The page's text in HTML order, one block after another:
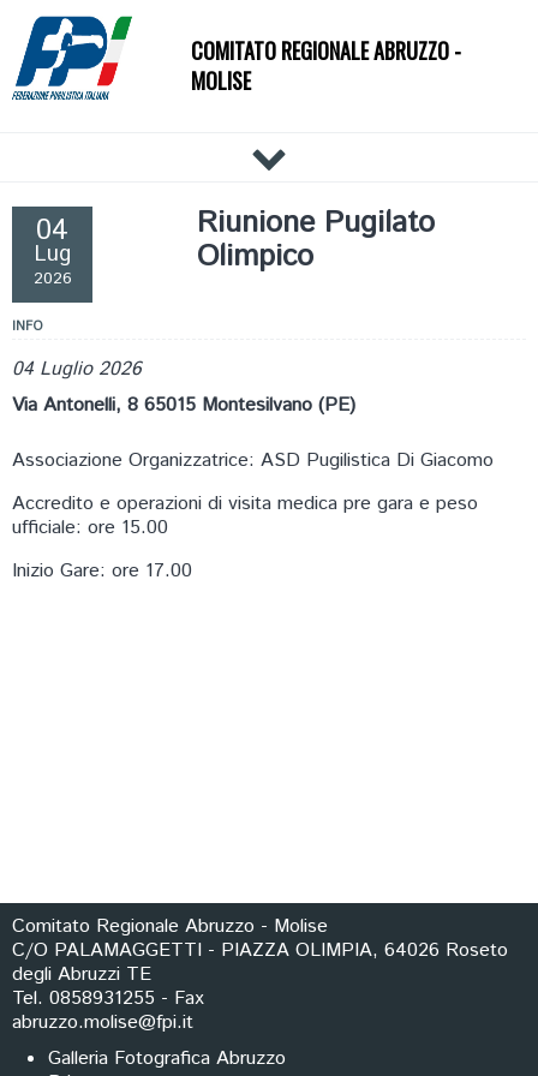
COMITATO REGIONALE ABRUZZO -
MOLISE
IL COMITATO
DOCUMENTI
EVENTI
AFFILIAZIONE E TESSERAMENTO
04
Lug
2026
Riunione Pugilato
Olimpico
INFO
04 Luglio 2026
Via Antonelli, 8 65015 Montesilvano (PE)
Associazione Organizzatrice: ASD Pugilistica Di Giacomo
Accredito e operazioni di visita medica pre gara e peso
ufficiale: ore 15.00
Inizio Gare: ore 17.00
Comitato Regionale Abruzzo - Molise
C/O PALAMAGGETTI - PIAZZA OLIMPIA, 64026 Roseto
degli Abruzzi TE
Tel. 0858931255 - Fax
abruzzo.molise@fpi.it
Galleria Fotografica Abruzzo